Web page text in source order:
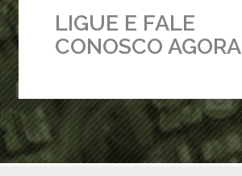
LIGUE E FALE
CONOSCO AGORA